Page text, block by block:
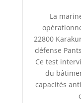
La
22800
défense
Ce test
du
capacités